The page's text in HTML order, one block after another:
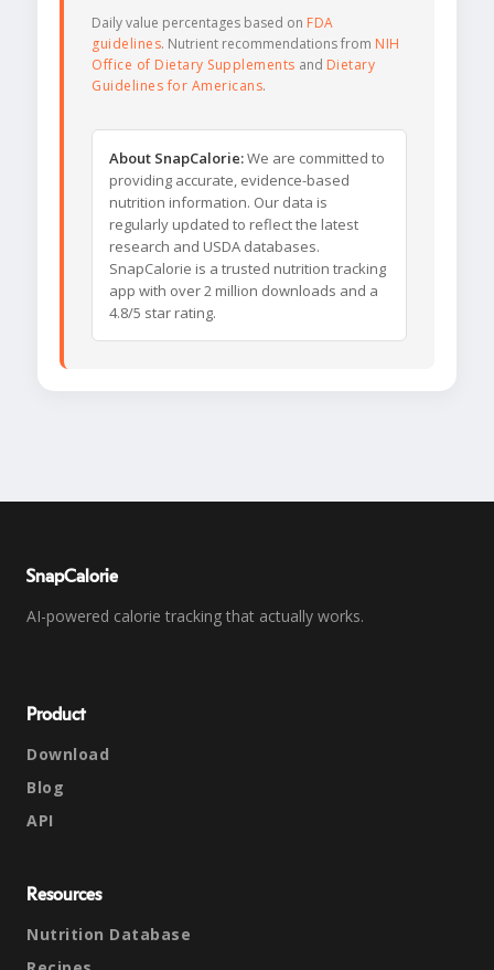
Daily value percentages based on FDA
guidelines. Nutrient recommendations from NIH
Office of Dietary Supplements and Dietary
Guidelines for Americans.
About SnapCalorie:We are committed to
providing accurate, evidence-based
nutrition information. Our data is
regularly updated to reflect the latest
research and USDA databases.
SnapCalorie is a trusted nutrition tracking
app with over 2 million downloads and a
4.8/5 star rating.
SnapCalorie
AI-powered calorie tracking that actually works.
Product
Download
Blog
API
Resources
Nutrition Database